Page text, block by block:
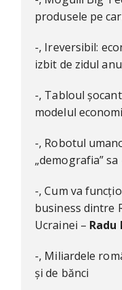
produsele pe
-, Ireversibil:
izbit de zidul
-, Tabloul
modelul
-, Robotul
„demografia” sa
-, Cum va
business dintre
Ucrainei – Radu
-, Miliardele
și de bănci